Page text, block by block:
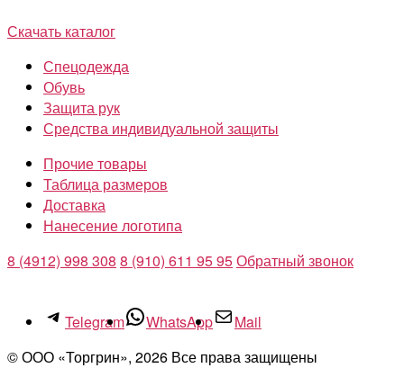
Скачать каталог
Спецодежда
Обувь
Защита рук
Средства индивидуальной защиты
Прочие товары
Таблица размеров
Доставка
Нанесение логотипа
8 (4912) 998 308 8 (910) 611 95 95Обратный звонок
Telegram WhatsApp
Mail
© ООО «Торгрин», 2026 Все права защищены